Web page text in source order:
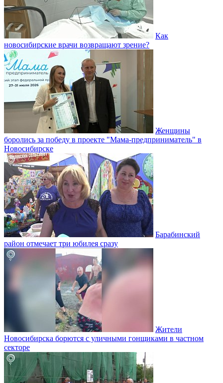
Как
новосибирские врачи возвращают зрение?
Женщины
боролись за победу в проекте "Мама-предприниматель" в
Новосибирске
Барабинский
район отмечает три юбилея сразу
Жители
Новосибирска борются с уличными гонщиками в частном
секторе